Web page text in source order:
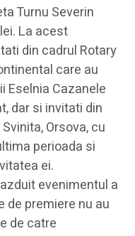
Turnu Severin
La acest
din cadrul Rotary
care au
Eselnia Cazanele
dar si invitati din
Orsova, cu
perioada si
ei.
evenimentul a
de premiere nu au
de catre